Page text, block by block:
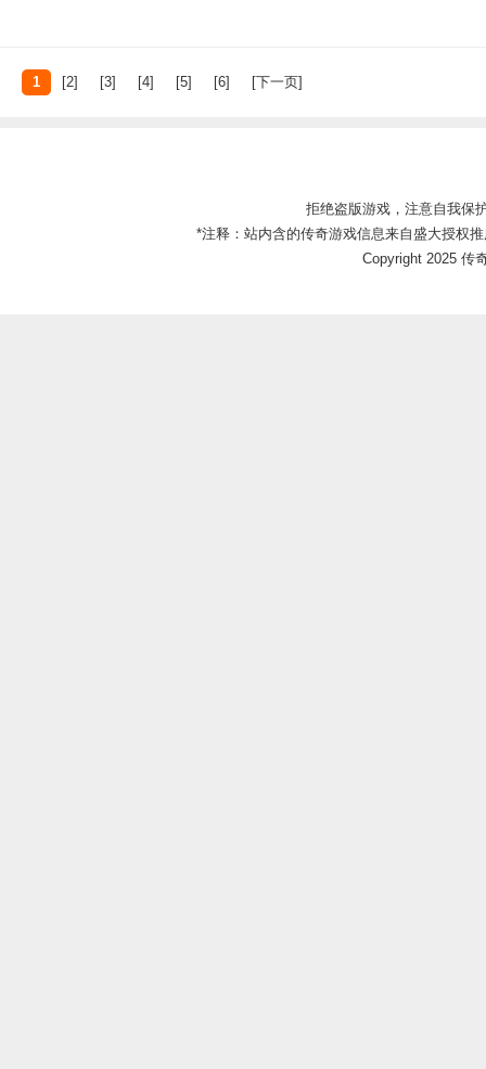
1 [2] [3] [4] [5] [6] [下一页]
拒绝盗版游戏，注意自我保
*注释：站内含的传奇游戏信息来自盛大授权
Copyright 2025 传